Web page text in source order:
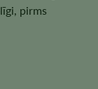
pirms